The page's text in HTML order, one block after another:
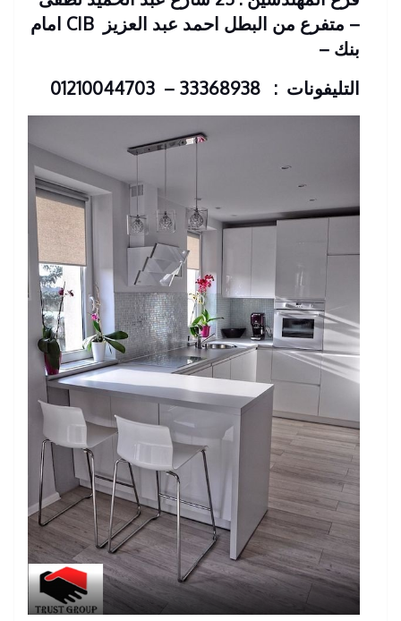
– متفرع من البطل احمد عبد العزيز
CIB امام
بنك –
التليفونات : 33368938 – 01210044703